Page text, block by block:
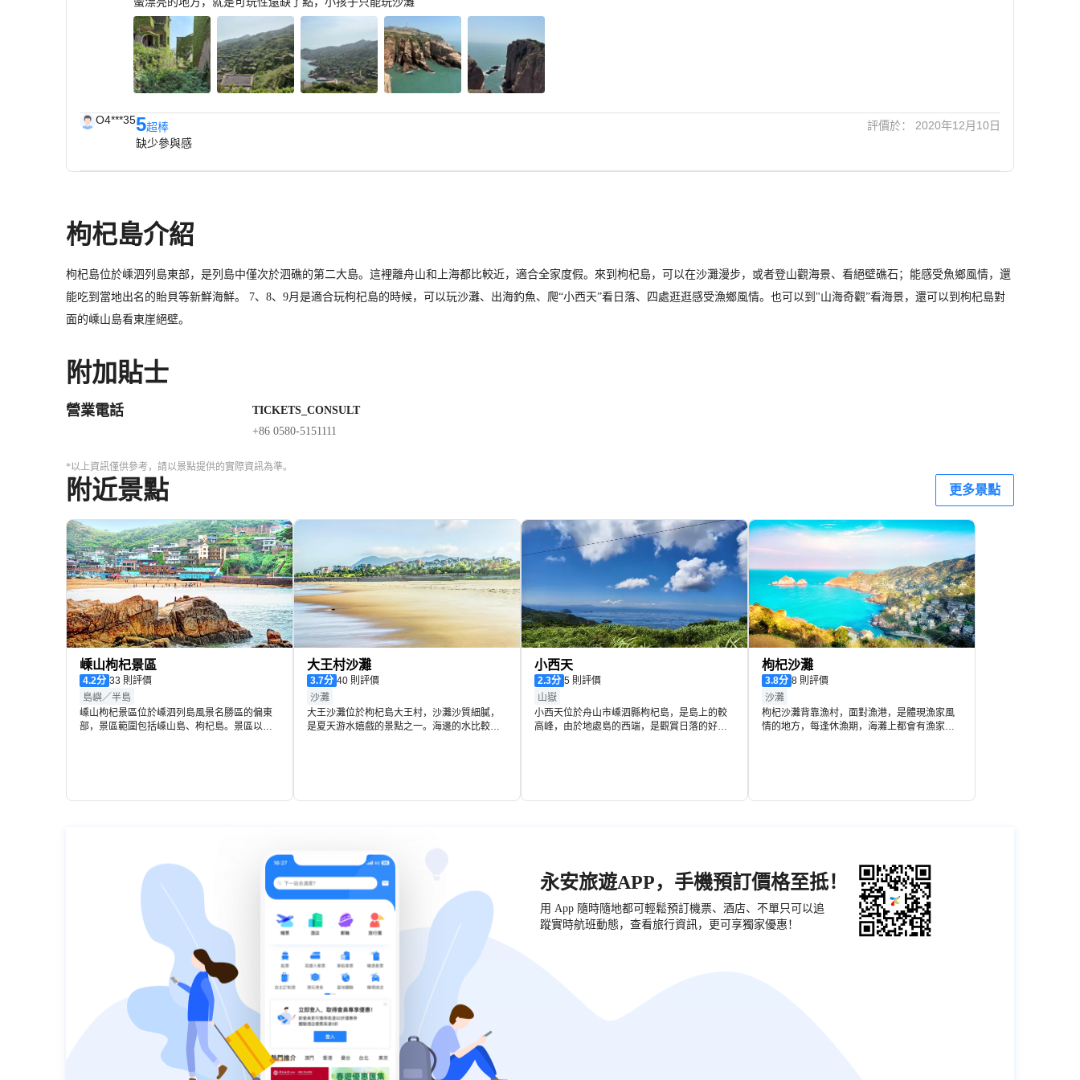
O4***355超棒
評價於： 2020年12月10日
缺少參與感
枸杞島介紹
枸杞島位於嵊泗列島東部，是列島中僅次於泗礁的第二大島。這裡離舟山和上海都比較近，適合全家度假。來到枸杞島，可以在沙灘漫步，或者登山觀海景、看絕壁礁石；能感受魚鄉風情，還
能吃到當地出名的貽貝等新鮮海鮮。 7、8、9月是適合玩枸杞島的時候，可以玩沙灘、出海釣魚、爬“小西天”看日落、四處逛逛感受漁鄉風情。也可以到"山海奇觀”看海景，還可以到枸杞島對
面的嵊山島看東崖絕壁。
附加貼士
營業電話
TICKETS_CONSULT
+86 0580-5151111
*以上資訊僅供參考，請以景點提供的實際資訊為準。
附近景點 更多景點
嵊山枸杞景區
4.2分
33 則評價
島嶼／半島
嵊山枸杞景區位於嵊泗列島風景名勝區的偏東
部，景區範圍包括嵊山島、枸杞島。景區以漁
大王村沙灘
3.7分
40 則評價
沙灘
大王沙灘位於枸杞島大王村，沙灘沙質細膩，
是夏天游水嬉戲的景點之一。海邊的水比較清
小西天
2.3分
5 則評價
山嶽
小西天位於舟山市嵊泗縣枸杞島，是島上的較
高峰，由於地處島的西端，是觀賞日落的好去
枸杞沙灘
3.8分
8 則評價
沙灘
枸杞沙灘背靠漁村，面對漁港，是體現漁家風
情的地方，每逢休漁期，海灘上都會有漁家織
永安旅遊APP，手機預訂價格至抵！
用 App 隨時隨地都可輕鬆預訂機票、酒店、不單只可以追
蹤實時航班動態，查看旅行資訊，更可享獨家優惠！